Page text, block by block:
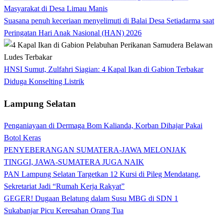
Masyarakat di Desa Limau Manis
Suasana penuh keceriaan menyelimuti di Balai Desa Setiadarma saat
Peringatan Hari Anak Nasional (HAN) 2026
HNSI Sumut, Zulfahri Siagian: 4 Kapal Ikan di Gabion Terbakar
Diduga Konselting Listrik
Lampung Selatan
Penganiayaan di Dermaga Bom Kalianda, Korban Dihajar Pakai
Botol Keras
PENYEBERANGAN SUMATERA-JAWA MELONJAK
TINGGI, JAWA-SUMATERA JUGA NAIK
PAN Lampung Selatan Targetkan 12 Kursi di Pileg Mendatang,
Sekretariat Jadi “Rumah Kerja Rakyat”
GEGER! Dugaan Belatung dalam Susu MBG di SDN 1
Sukabanjar Picu Keresahan Orang Tua